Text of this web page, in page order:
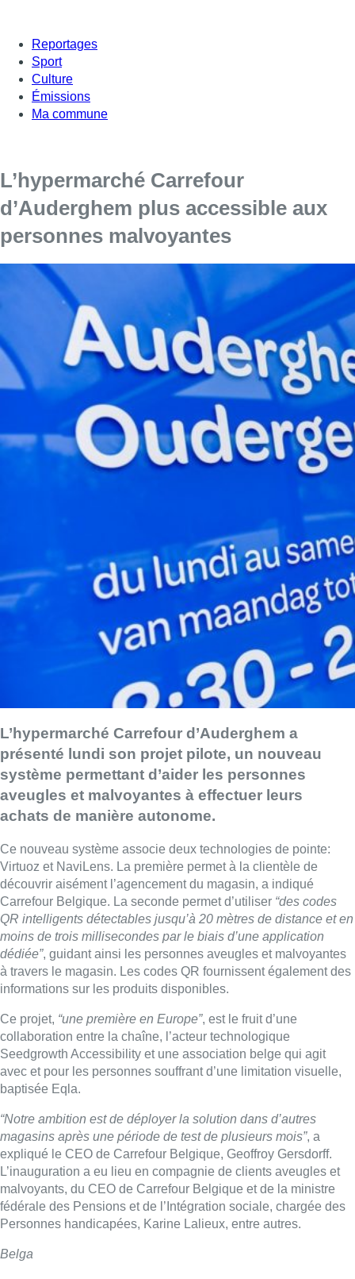
Reportages
Sport
Culture
Émissions
Ma commune
L’hypermarché Carrefour
d’Auderghem plus accessible aux
personnes malvoyantes
L’hypermarché Carrefour d’Auderghem a
présenté lundi son projet pilote, un nouveau
système permettant d’aider les personnes
aveugles et malvoyantes à effectuer leurs
achats de manière autonome.
Ce nouveau système associe deux technologies de pointe:
Virtuoz et NaviLens. La première permet à la clientèle de
découvrir aisément l’agencement du magasin, a indiqué
Carrefour Belgique. La seconde permet d’utiliser “des codes
QR intelligents détectables jusqu’à 20 mètres de distance et en
moins de trois millisecondes par le biais d’une application
dédiée”, guidant ainsi les personnes aveugles et malvoyantes
à travers le magasin. Les codes QR fournissent également des
informations sur les produits disponibles.
Ce projet, “une première en Europe”, est le fruit d’une
collaboration entre la chaîne, l’acteur technologique
Seedgrowth Accessibility et une association belge qui agit
avec et pour les personnes souffrant d’une limitation visuelle,
baptisée Eqla.
“Notre ambition est de déployer la solution dans d’autres
magasins après une période de test de plusieurs mois”, a
expliqué le CEO de Carrefour Belgique, Geoffroy Gersdorff.
L’inauguration a eu lieu en compagnie de clients aveugles et
malvoyants, du CEO de Carrefour Belgique et de la ministre
fédérale des Pensions et de l’Intégration sociale, chargée des
Personnes handicapées, Karine Lalieux, entre autres.
Belga